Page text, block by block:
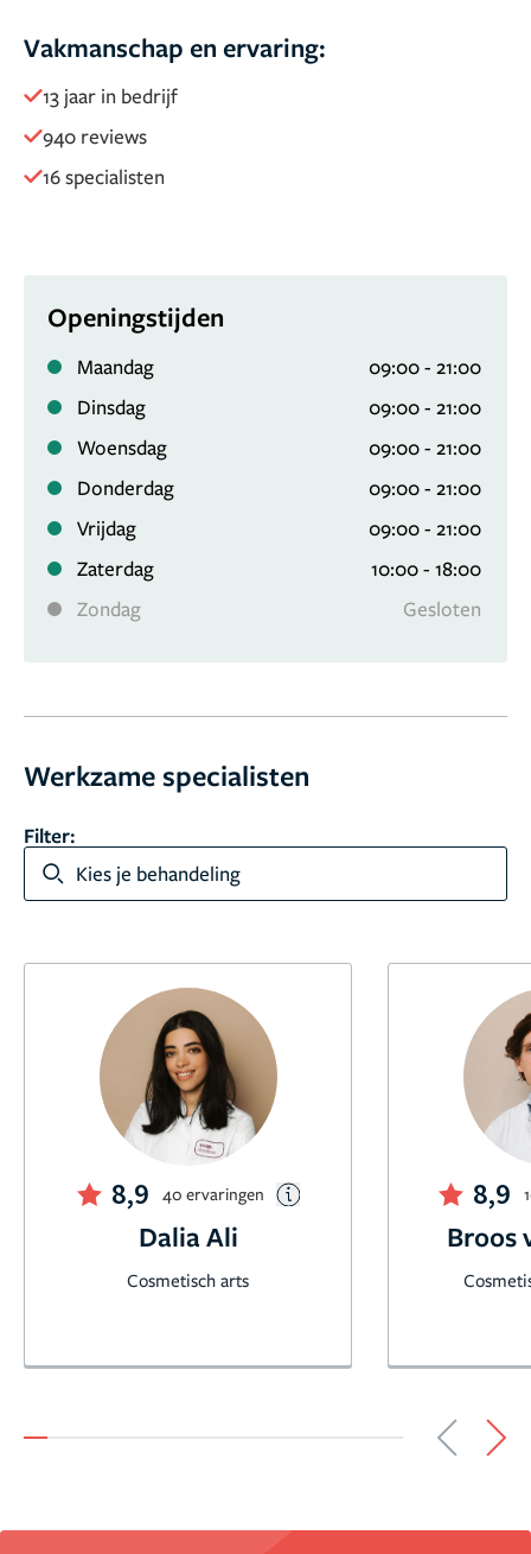
Vakmanschap en ervaring:
13 jaar in bedrijf
940 reviews
16 specialisten
Openingstijden
Maandag
09:00 - 21:00
Dinsdag
09:00 - 21:00
Woensdag
09:00 - 21:00
Donderdag
09:00 - 21:00
Vrijdag
09:00 - 21:00
Zaterdag
10:00 - 18:00
Zondag
Gesloten
Werkzame specialisten
Filter:
Kies je behandeling
8,9 40 ervaringen
Dalia Ali
Cosmetisch arts
8,9
Broos